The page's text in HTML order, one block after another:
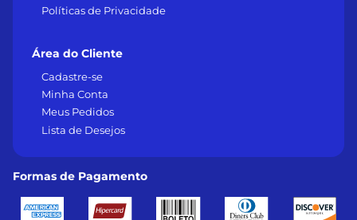
Políticas de Privacidade
Área do Cliente
Cadastre-se
Minha Conta
Meus Pedidos
Lista de Desejos
Formas de Pagamento